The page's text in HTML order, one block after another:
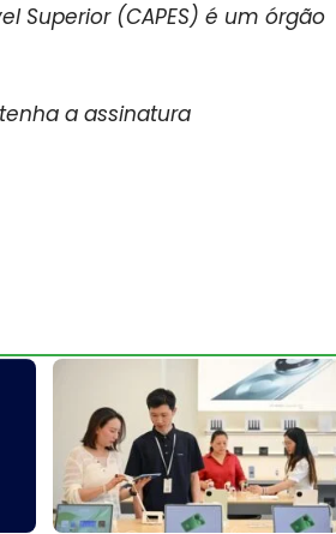
Superior (CAPES) é um órgão
a assinatura